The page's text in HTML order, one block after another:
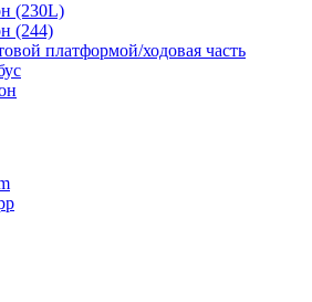
(230L)
(244)
платформой/ходовая часть